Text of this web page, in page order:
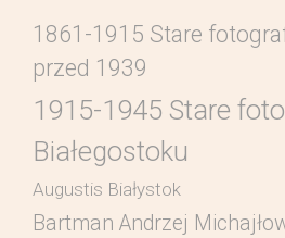
1861-1915 Stare
przed 1939
1915-1945 Stare
Białegostoku
Augustis Białystok
Bartman Andrzej